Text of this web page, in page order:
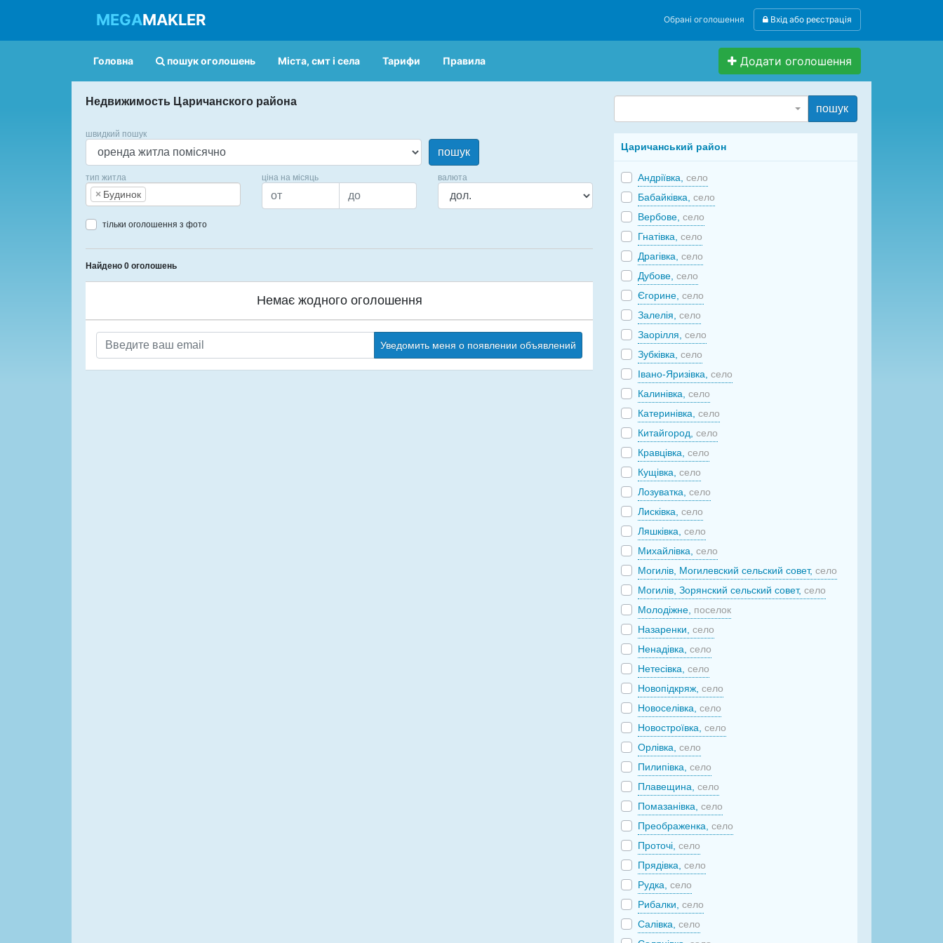
MEGAMAKLER Обрані оголошення Вхід або реєстрація
Головна пошук оголошень Міста, смт і села Тарифи Правила Додати оголошення
Недвижимость Царичанского района
швидкий пошук
пошук
тип житла
× Будинок
ціна на місяць валюта
тільки оголошення з фото
Найдено 0 оголошень
Немає жодного оголошення
Уведомить меня о появлении объявлений
пошук
Царичанський район
Андріївка,село
Бабайківка,село
Вербове,село
Гнатівка,село
Драгівка,село
Дубове,село
Єгорине,село
Залелія,село
Заорілля,село
Зубківка,село
Івано-Яризівка,село
Калинівка,село
Катеринівка,село
Китайгород,село
Кравцівка,село
Кущівка,село
Лозуватка,село
Лисківка,село
Ляшківка,село
Михайлівка,село
Могилів, Могилевский сельский совет,село
Могилів, Зорянский сельский совет,село
Молодіжне, поселок
Назаренки,село
Ненадівка,село
Нетесівка,село
Новопідкряж,село
Новоселівка,село
Новостроївка,село
Орлівка,село
Пилипівка,село
Плавещина,село
Помазанівка,село
Преображенка,село
Проточі,село
Прядівка,село
Рудка,село
Рибалки,село
Салівка,село